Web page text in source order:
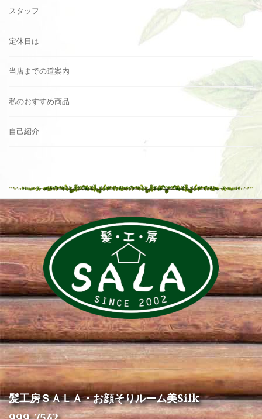
スタッフ
定休日は
当店までの道案内
私のおすすめ商品
自己紹介
髪工房ＳＡＬＡ・お顔そりルーム美Silk